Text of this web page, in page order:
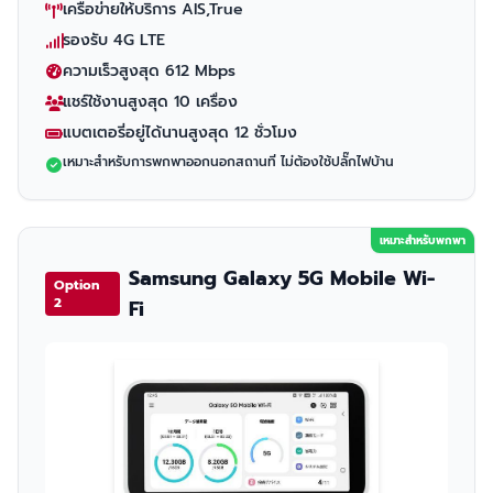
เครือข่ายให้บริการ AIS,True
รองรับ 4G LTE
ความเร็วสูงสุด 612 Mbps
แชร์ใช้งานสูงสุด 10 เครื่อง
แบตเตอรี่อยู่ได้นานสูงสุด 12 ชั่วโมง
เหมาะสำหรับการพกพาออกนอกสถานที่ ไม่ต้องใช้ปลั๊กไฟบ้าน
เหมาะสำหรับพกพา
Option
2
Samsung Galaxy 5G Mobile Wi-
Fi